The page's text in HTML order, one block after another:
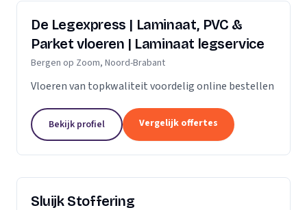
De Legexpress | Laminaat, PVC &
Parket vloeren | Laminaat legservice
Bergen op Zoom, Noord-Brabant
Vloeren van topkwaliteit voordelig online bestellen
Bekijk profiel Vergelijk offertes
Sluijk Stoffering